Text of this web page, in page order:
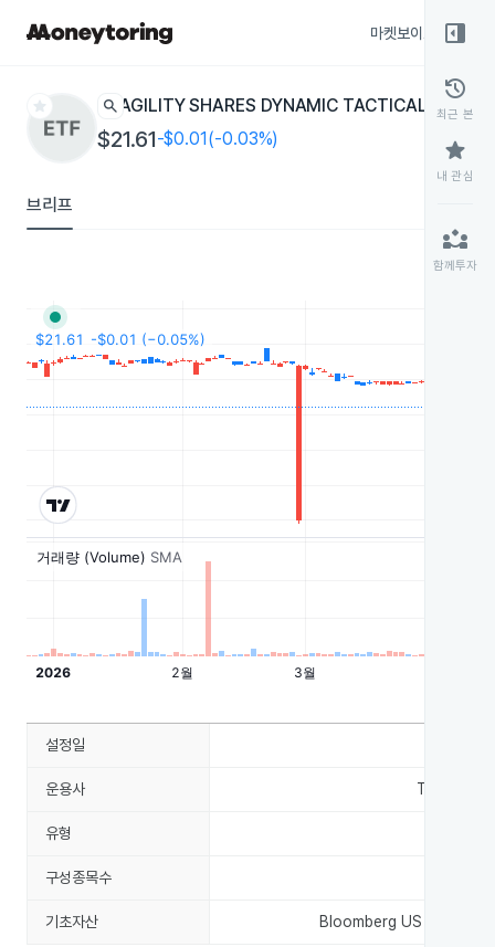
마켓보이스
star search AGILITY SHARES DYNAMIC TACTICAL
$21.61-$0.01(-0.03%)
브리프
right_panel_open
history
최근 본
star
내 관심
partner_exchange
함께투자